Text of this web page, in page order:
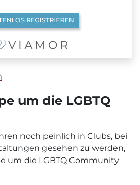
um die LGBTQ
noch peinlich in Clubs, bei
gesehen zu werden,
um die LGBTQ Community